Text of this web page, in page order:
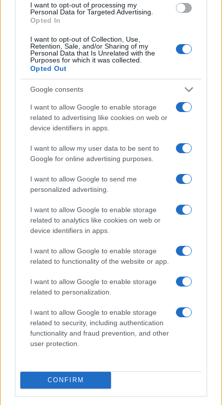
I want to opt-out of processing my
Personal Data for Targeted Advertising.
Opted In
I want to opt-out of Collection, Use,
Retention, Sale, and/or Sharing of my
Personal Data that Is Unrelated with the
Purposes for which it was collected.
Opted Out
Google consents
I want to allow Google to enable storage
related to advertising like cookies on web or
device identifiers in apps.
I want to allow my user data to be sent to
Google for online advertising purposes.
I want to allow Google to send me
personalized advertising.
I want to allow Google to enable storage
related to analytics like cookies on web or
device identifiers in apps.
I want to allow Google to enable storage
related to functionality of the website or app.
I want to allow Google to enable storage
related to personalization.
I want to allow Google to enable storage
related to security, including authentication
functionality and fraud prevention, and other
user protection.
CONFIRM
NÃO CLASSIFICADO
Tensões diplomáticas entre Brasil e Argentina: o que está em
NÃO CLASSIFICADO
Petróleo Brent cai 8.46% e arrasta commodities em queda
generalizada
NÃO CLASSIFICADO